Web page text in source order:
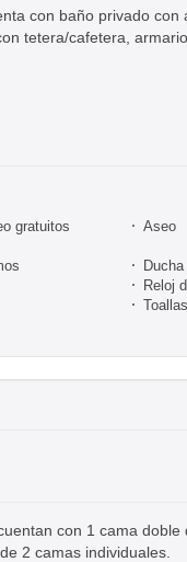
con baño privado
tetera/cafetera,
gratuitos Aseo
Ducha
Reloj
Toallas
con 1 cama
2 camas individuales.